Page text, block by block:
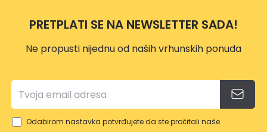
C
L
FAST
PRETPLATI SE NA NEWSLETTER SADA!
Ne propusti nijednu od naših vrhunskih ponuda
Odabirom nastavka potvrđujete da ste pročitali naše